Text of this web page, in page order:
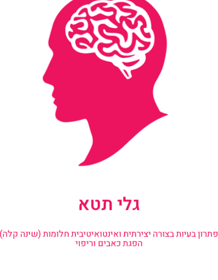
גלי תטא
פתרון בעיות בצורה יצירתית ואינטואיטיבית חלומות (שינה קלה)
הפגת כאבים וריפוי